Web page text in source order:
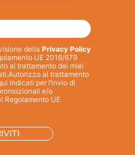
della Privacy Policy
UE 2016/679
al trattamento dei miei
Autorizzo al trattamento
indicati per l’invio di
e/o
Regolamento UE